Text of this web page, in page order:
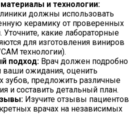
и технологии:
должны использовать
керамику от проверенных
Уточните, какие лабораторные
для изготовления виниров
технологии).
подход: Врач должен подробно
ваши ожидания, оценить
зубов, предложить различные
и составить детальный план.
Изучите отзывы пациентов
врачах на независимых